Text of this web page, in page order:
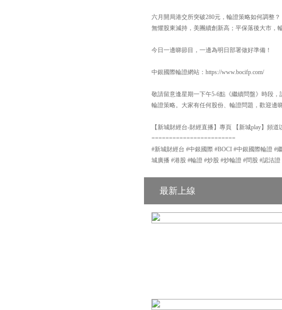
六月開局港交所突破280元，輪證策略如何調整？
無懼股東減持，美團續創新高；平保落後大市，
今日一邊睇節目，一邊為明日部署做好準備！
中銀國際輪證網站：https://www.bocifp.com/
敬請留意逢星期一下午5-6點《繼續問盤》時段
輪證策略。大家有任何股份、輪證問題，歡迎邊
【新城財經台-財經直播】專頁 【新城play】頻道
========================
#新城財經台 #中銀國際 #BOCI #中銀國際輪證 #繼
城廣播 #港股 #輪證 #炒股 #炒輪證 #問股 #認沽
最新上線